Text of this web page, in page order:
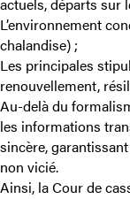
L’environnement
chalandise) ;
Les principales
renouvellement,
Au-delà du
les informations
sincère,
non vicié.
Ainsi, la Cour de